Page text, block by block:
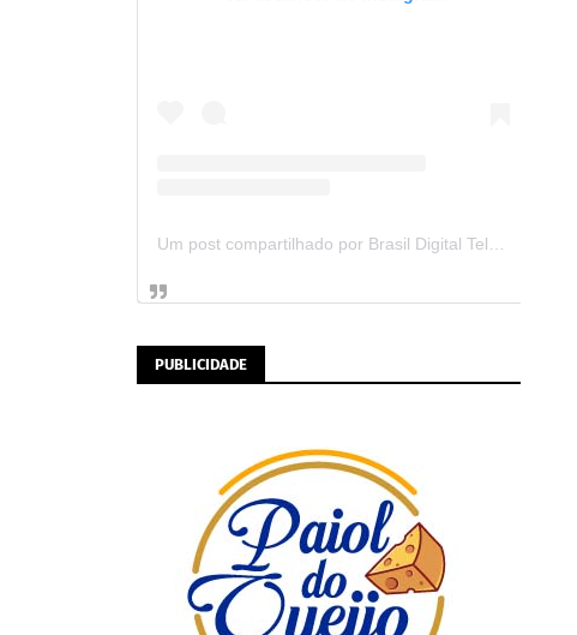
PUBLICIDADE